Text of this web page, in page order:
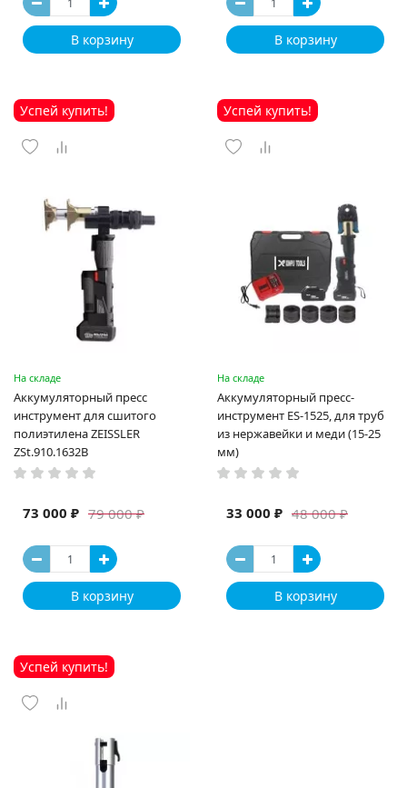
В корзину В корзину
Успей купить!
На складе
Аккумуляторный пресс
инструмент для сшитого
полиэтилена ZEISSLER
ZSt.910.1632B
79 000 ₽
73 000 ₽
В корзину
Успей купить!
На складе
Аккумуляторный пресс-
инструмент ES-1525, для труб
из нержавейки и меди (15-25
мм)
48 000 ₽
33 000 ₽
В корзину
Успей купить!